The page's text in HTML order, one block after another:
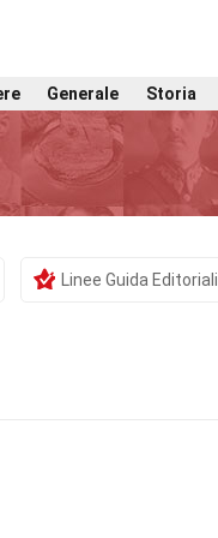
Generale Storia
Linee Guida Editoriali